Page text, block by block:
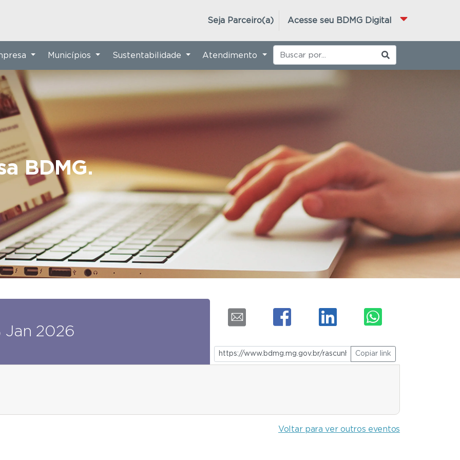
Acesse seu BDMG Digital
Seja Parceiro(a)
BDMG.
Municípios Sustentabilidade Atendimento
Jan 2026
Copiar link
Voltar para ver outros eventos